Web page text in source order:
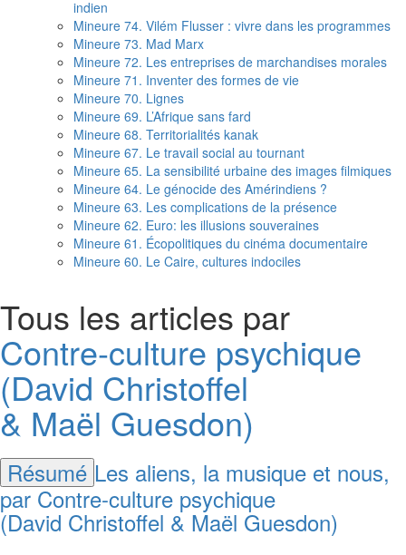
indien
Mineure 74. Vilém Flusser : vivre dans les programmes
Mineure 73. Mad Marx
Mineure 72. Les entreprises de marchandises morales
Mineure 71. Inventer des formes de vie
Mineure 70. Lignes
Mineure 69. L’Afrique sans fard
Mineure 68. Territorialités kanak
Mineure 67. Le travail social au tournant
Mineure 65. La sensibilité urbaine des images filmiques
Mineure 64. Le génocide des Amérindiens ?
Mineure 63. Les complications de la présence
Mineure 62. Euro: les illusions souveraines
Mineure 61. Écopolitiques du cinéma documentaire
Mineure 60. Le Caire, cultures indociles
Tous les articles par
Contre-culture psychique
(David Christoffel
& Maël Guesdon)
Résumé Les aliens, la musique et nous,
par Contre-culture psychique
(David Christoffel & Maël Guesdon)